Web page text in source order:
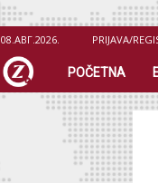
08.АВГ.2026.
PRIJAVA/
i
POČETNA